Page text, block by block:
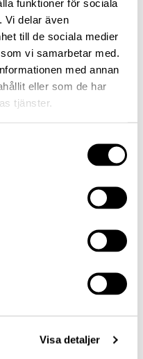
funktioner för sociala
Vi delar även
till de sociala medier
vi samarbetar med.
med annan
eller som de har
tjänster.
Visa detaljer
upplever
kan
stabilt bidrag till
bra alternativ för
kortare än fem
du möter
kan gå ner i värde –
och påverkas
tillgångar. Men det
en kursnedgång